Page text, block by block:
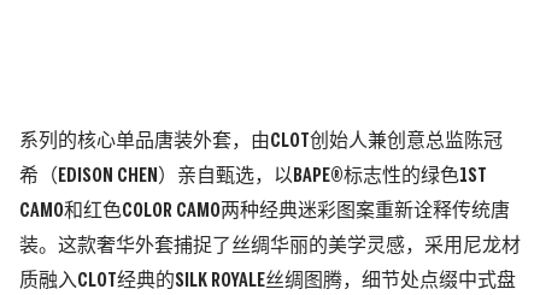
系列的核心单品唐装外套，由CLOT创始人兼创意总监陈冠
希（EDISON CHEN）亲自甄选，以BAPE®标志性的绿色1ST
CAMO和红色COLOR CAMO两种经典迷彩图案重新诠释传统唐
装。这款奢华外套捕捉了丝绸华丽的美学灵感，采用尼龙材
质融入CLOT经典的SILK ROYALE丝绸图腾，细节处点缀中式盘